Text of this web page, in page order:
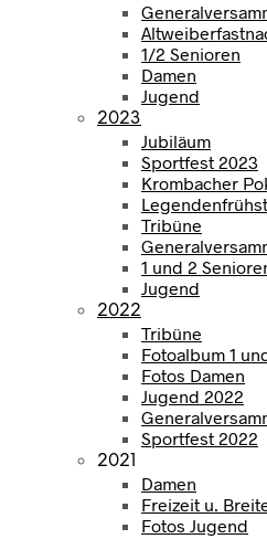
1/2 Senioren
Damen
Jugend
2023
Jubiläum
Sportfest 2023
Krombacher
Tribüne
1 und 2
Jugend
2022
Tribüne
Fotoalbum 1
Fotos Damen
Jugend 2022
Sportfest 2022
2021
Damen
Freizeit u.
Fotos Jugend